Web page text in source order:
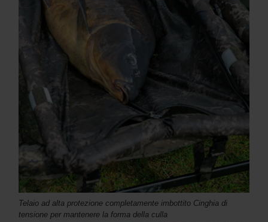
Telaio ad alta protezione completamente imbottito Cinghia di
tensione per mantenere la forma della culla